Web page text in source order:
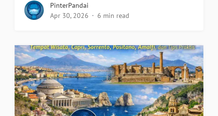
PinterPandai
Apr 30, 2026
6 min read